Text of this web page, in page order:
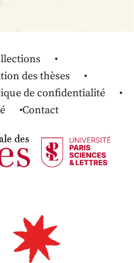
des thèses
de confidentialité
Contact